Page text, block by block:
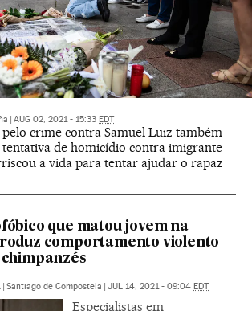
AUG 02, 2021 - 15:33 EDT
pelo crime contra Samuel Luiz também
tentativa de homicídio contra imigrante
a vida para tentar ajudar o rapaz
que matou jovem na
comportamento violento
Santiago de Compostela JUL 14, 2021 - 09:04 EDT
Especialistas em